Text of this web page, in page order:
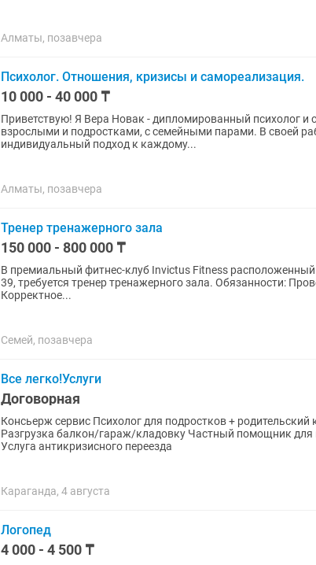
Алматы, позавчера
Психолог. Отношения, кризисы и самореализация.
10 000 - 40 000 ₸
Приветствую! Я Вера Новак - дипломированный психолог и
взрослыми и подростками, с семейными парами. В своей работе предпочитаю
индивидуальный подход к каждому...
Алматы, позавчера
Тренер тренажерного зала
150 000 - 800 000 ₸
В премиальный фитнес-клуб Invictus Fitness
39, требуется тренер тренажерного зала. Обязанности: Проведение персональных тренировок
Корректное...
Семей, позавчера
Все легко!Услуги
Договорная
Консьерж сервис Психолог для подростков + родительский контроль
Разгрузка балкон/гараж/кладовку Частный помощник
Услуга антикризисного переезда
Караганда, 4 августа
Логопед
4 000 - 4 500 ₸